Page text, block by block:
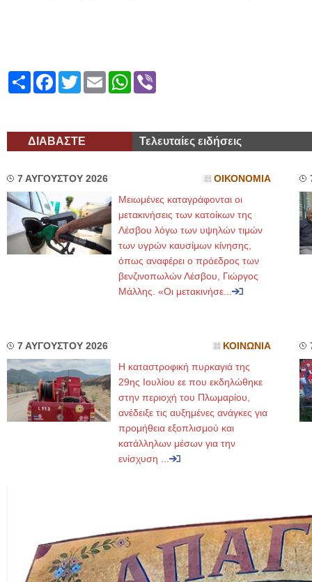
ShareFacebook
TwitterEmailWhatsApp
ΔΙΑΒΑΣΤΕ Τελευταίες ειδήσεις
7 ΑΥΓΟΥΣΤΟΥ 2026 ΟΙΚΟΝΟΜΙΑ
Μειωμένες καταγράφονται οι
μετακινήσεις των κατοίκων της
Λέσβου λόγω των υψηλών τιμών
των υγρών καυσίμων κίνησης,
όπως αναφέρει ο πρόεδρος των
βενζινοπωλών Λέσβου, Γιώργος
Μάλλης. «Οι μετακινήσε...
7 ΑΥΓΟΥΣΤΟΥ 2026 ΚΟΙΝΩΝΙΑ
Η καταστροφική πυρκαγιά της
29ης Ιουλίου εε που εκδηλώθηκε
στην περιοχή του Πλωμαρίου,
ανέδειξε τις αυξημένες ανάγκες για
προμήθεια εξοπλισμού και
κατάλληλων μέσων για την
ενίσχυση ...